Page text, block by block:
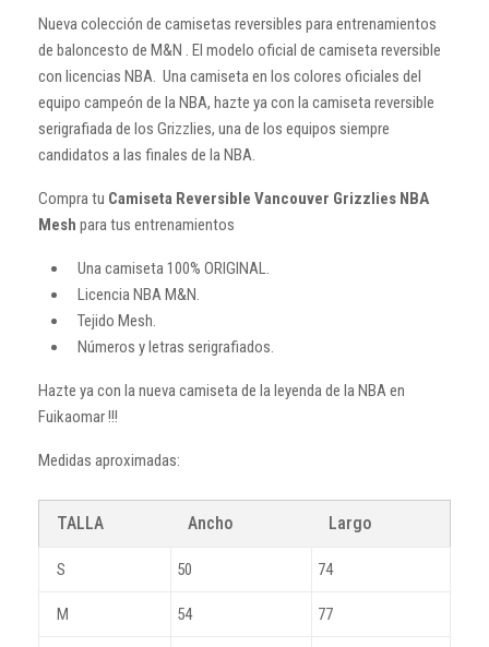
Nueva colección de camisetas reversibles para entrenamientos
de baloncesto de M&N . El modelo oficial de camiseta reversible
con licencias NBA. Una camiseta en los colores oficiales del
equipo campeón de la NBA, hazte ya con la camiseta reversible
serigrafiada de los Grizzlies, una de los equipos siempre
candidatos a las finales de la NBA.
Compra tu Camiseta Reversible Vancouver Grizzlies NBA
Mesh para tus entrenamientos
Una camiseta 100% ORIGINAL.
Licencia NBA M&N.
Tejido Mesh.
Números y letras serigrafiados.
Hazte ya con la nueva camiseta de la leyenda de la NBA en
Fuikaomar !!!
Medidas aproximadas:
TALLA Ancho Largo
S 50 74
M 54 77